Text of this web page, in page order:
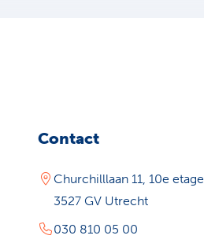
Contact
Churchilllaan 11, 10e etage
3527 GV Utrecht
030 810 05 00